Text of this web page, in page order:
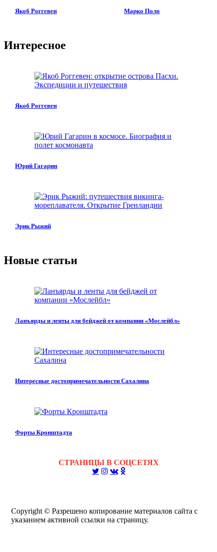
Якоб Роггевен Марко Поло
Интересное
Якоб Роггевен
Юрий Гагарин
Эрик Рыжий
Новые статьи
Ланъярды и ленты для бейджей от компании «Мослейбл»
Интересные достопримечательности Сахалина
Форты Кронштадта
СТРАНИЦЫ В СОЦСЕТЯХ
Copyright © Разрешено копирование материалов сайта с
указанием активной ссылки на страницу.